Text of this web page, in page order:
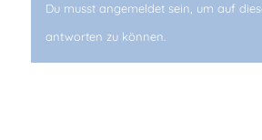
Du musst angemeldet sein, um auf
antworten zu können.